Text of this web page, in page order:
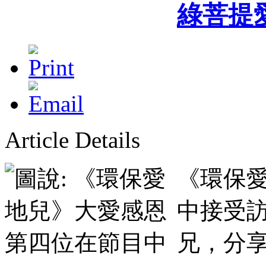
綠菩提
Article Details
《環保
中接受
兄，分